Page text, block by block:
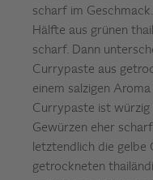
scharf im
Hälfte aus grünen
scharf. Dann
Currypaste aus
einem salzigen
Currypaste ist würzig
Gewürzen eher
letztendlich die gelbe
getrockneten